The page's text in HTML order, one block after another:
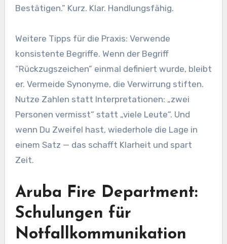
Bestätigen.” Kurz. Klar. Handlungsfähig.
Weitere Tipps für die Praxis: Verwende
konsistente Begriffe. Wenn der Begriff
“Rückzugszeichen” einmal definiert wurde, bleibt
er. Vermeide Synonyme, die Verwirrung stiften.
Nutze Zahlen statt Interpretationen: „zwei
Personen vermisst“ statt „viele Leute“. Und
wenn Du Zweifel hast, wiederhole die Lage in
einem Satz — das schafft Klarheit und spart
Zeit.
Aruba Fire Department:
Schulungen für
Notfallkommunikation